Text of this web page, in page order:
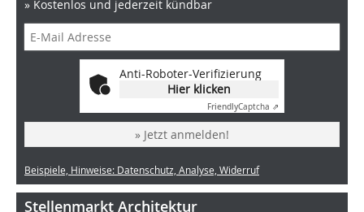
» Kostenlos und jederzeit kündbar
Anti-Roboter-Verifizierung
Hier klicken
FriendlyCaptcha ⇗
» Jetzt anmelden!
Beispiele, Hinweise: Datenschutz, Analyse, Widerruf
Stellenmarkt Architektur